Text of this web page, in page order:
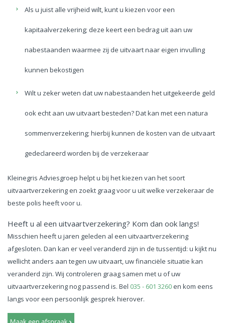
Als u juist alle vrijheid wilt, kunt u kiezen voor een
kapitaalverzekering; deze keert een bedrag uit aan uw
nabestaanden waarmee zij de uitvaart naar eigen invulling
kunnen bekostigen
Wilt u zeker weten dat uw nabestaanden het uitgekeerde geld
ook echt aan uw uitvaart besteden? Dat kan met een natura
sommenverzekering; hierbij kunnen de kosten van de uitvaart
gedeclareerd worden bij de verzekeraar
Kleinegris Adviesgroep helpt u bij het kiezen van het soort
uitvaartverzekering en zoekt graag voor u uit welke verzekeraar de
beste polis heeft voor u.
Heeft u al een uitvaartverzekering? Kom dan ook langs!
Misschien heeft u jaren geleden al een uitvaartverzekering
afgesloten. Dan kan er veel veranderd zijn in de tussentijd: u kijkt nu
wellicht anders aan tegen uw uitvaart, uw financiële situatie kan
veranderd zijn. Wij controleren graag samen met u of uw
uitvaartverzekering nog passend is. Bel 035 - 601 3260 en kom eens
langs voor een persoonlijk gesprek hierover.